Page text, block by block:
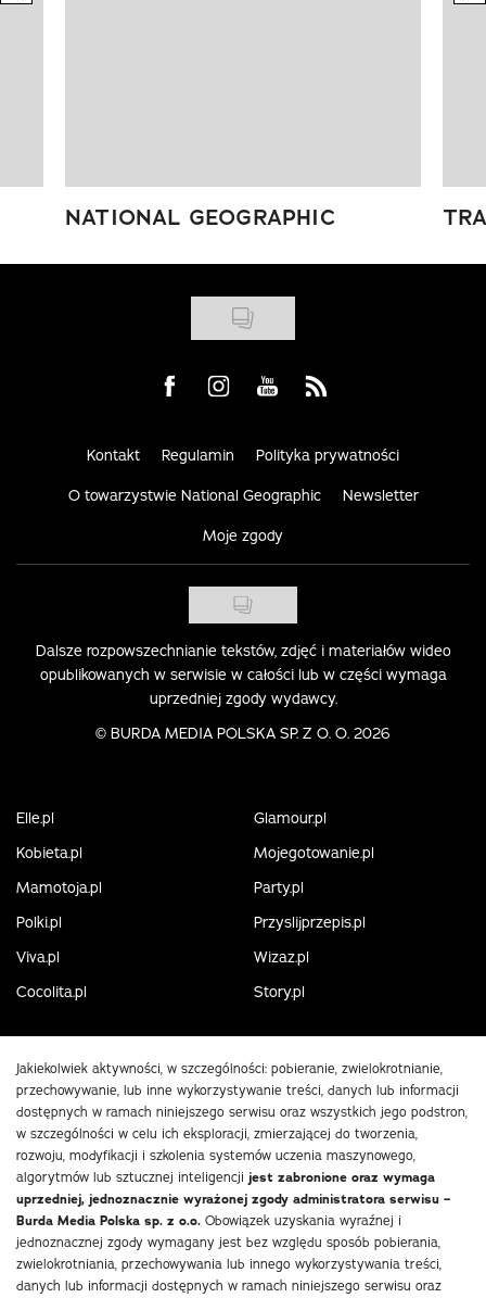
NATIONAL GEOGRAPHIC
Visit us on Facebook
Visit us on Instagram
Visit us on Youtube
Visit us on Rss
Kontakt Regulamin Polityka prywatności
O towarzystwie National Geographic Newsletter
Moje zgody
Dalsze rozpowszechnianie tekstów, zdjęć i materiałów wideo
opublikowanych w serwisie w całości lub w części wymaga
uprzedniej zgody wydawcy.
© BURDA MEDIA POLSKA SP. Z O. O. 2026
Elle.pl
Glamour.pl
Kobieta.pl
Mojegotowanie.pl
Mamotoja.pl
Party.pl
Polki.pl
Przyslijprzepis.pl
Viva.pl
Wizaz.pl
Cocolita.pl
Story.pl
Jakiekolwiek aktywności, w szczególności: pobieranie, zwielokrotnianie,
przechowywanie, lub inne wykorzystywanie treści, danych lub informacji
dostępnych w ramach niniejszego serwisu oraz wszystkich jego podstron,
w szczególności w celu ich eksploracji, zmierzającej do tworzenia,
rozwoju, modyfikacji i szkolenia systemów uczenia maszynowego,
algorytmów lub sztucznej inteligencji jest zabronione oraz wymaga
uprzedniej, jednoznacznie wyrażonej zgody administratora serwisu –
Burda Media Polska sp. z o.o. Obowiązek uzyskania wyraźnej i
jednoznacznej zgody wymagany jest bez względu sposób pobierania,
zwielokrotniania, przechowywania lub innego wykorzystywania treści,
danych lub informacji dostępnych w ramach niniejszego serwisu oraz